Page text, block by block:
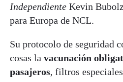
Independiente Kevin
para Europa de NCL.
Su protocolo de seguridad
cosas la vacunación
pasajeros, filtros